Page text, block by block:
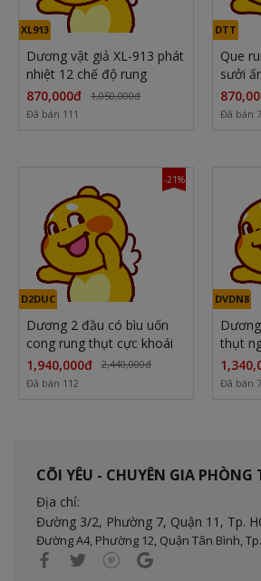
XL913
Dương vật giả XL-913 phát
nhiệt 12 chế độ rung
870,000đ
1,050,000đ
Đã bán 111
DTT
Que
sưởi
Đã bán
-21%
D2DUC
Dương 2 đầu có bìu uốn
cong rung thụt cực khoái
1,940,000đ
2,440,000đ
Đã bán 112
DVDN8
thụt
ấm
Đã bán
CÕI YÊU - CHUYÊN GIA PHÒNG
Địa chỉ:
Đường 3/2, Phường 7, Quận 11, Tp.
Đường A4, Phường 12, Quận Tân Bình,